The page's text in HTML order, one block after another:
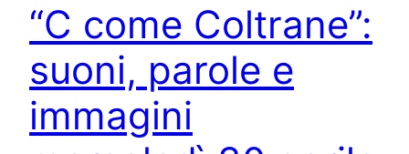
“C come Coltrane”:
suoni, parole e
immagini